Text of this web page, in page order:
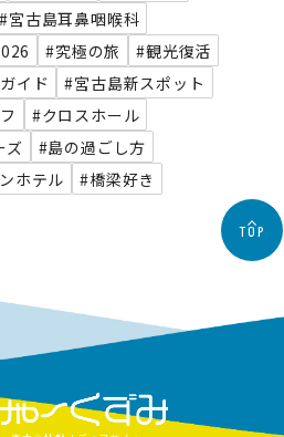
#宮古島耳鼻咽喉科
#究極の旅
#観光復活
イド
#宮古島新スポット
#クロスホール
ズ
#島の過ごし方
ホテル
#橋梁好き
TOP